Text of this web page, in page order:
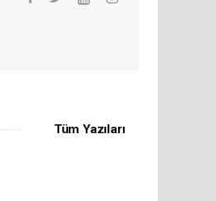
Tüm Yazıları